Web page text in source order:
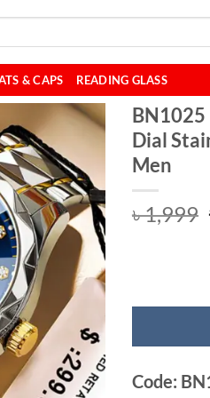
& CAPS READING GLASS
BN1025
Dial
Men
৳1,999
Code: